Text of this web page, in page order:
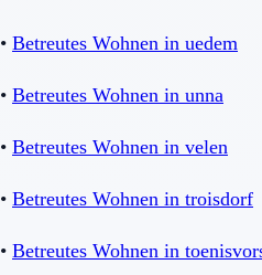
• Betreutes Wohnen in uedem
• Betreutes Wohnen in unna
• Betreutes Wohnen in velen
• Betreutes Wohnen in troisdorf
• Betreutes Wohnen in